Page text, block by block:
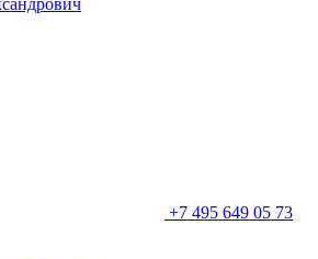
+7 495 649 05 73